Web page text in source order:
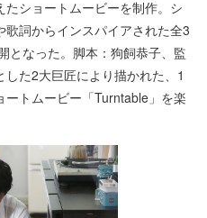
たショートムービーを制作。シ
歌詞からインスパイアされた全3
となった。脚本：狗飼恭子、監
た2大巨匠により描かれた、1
ートムービー「Turntable」を楽